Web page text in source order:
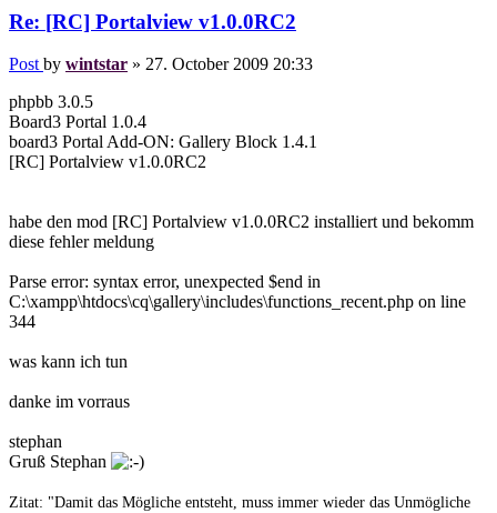
Re: [RC] Portalview v1.0.0RC2
Post by wintstar » 27. October 2009 20:33
phpbb 3.0.5
Board3 Portal 1.0.4
board3 Portal Add-ON: Gallery Block 1.4.1
[RC] Portalview v1.0.0RC2
habe den mod [RC] Portalview v1.0.0RC2 installiert und bekomm
diese fehler meldung
Parse error: syntax error, unexpected $end in
C:\xampp\htdocs\cq\gallery\includes\functions_recent.php on line
344
was kann ich tun
danke im vorraus
stephan
Gruß Stephan
Zitat: "Damit das Mögliche entsteht, muss immer wieder das Unmögliche